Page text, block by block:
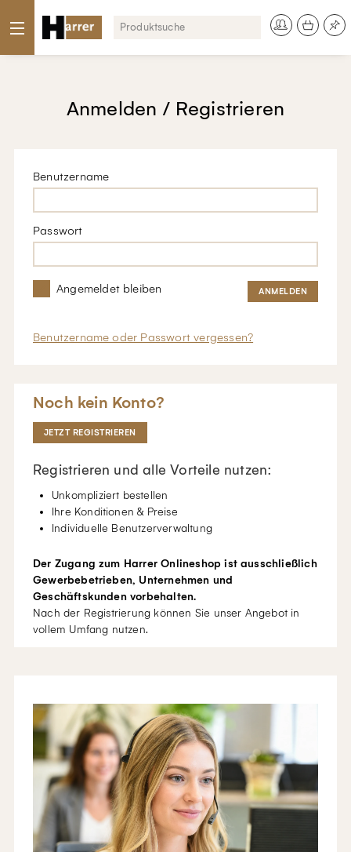
Anmelden / Registrieren
Benutzername
Passwort
Angemeldet bleiben
Benutzername oder Passwort vergessen?
Noch kein Konto?
JETZT REGISTRIEREN
Registrieren und alle Vorteile nutzen:
Unkompliziert bestellen
Ihre Konditionen & Preise
Individuelle Benutzerverwaltung
Der Zugang zum Harrer Onlineshop ist ausschließlich
Gewerbebetrieben, Unternehmen und
Geschäftskunden vorbehalten.
Nach der Registrierung können Sie unser Angebot in
vollem Umfang nutzen.